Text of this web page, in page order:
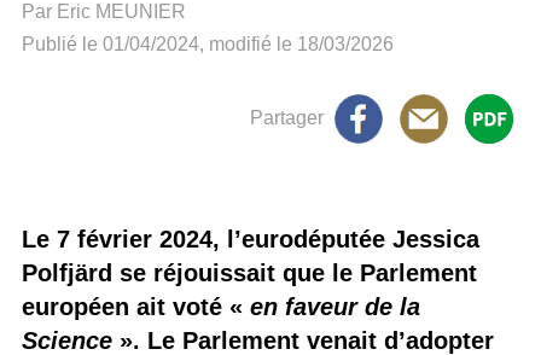
Par Eric MEUNIER
Publié le 01/04/2024, modifié le 18/03/2026
Partager
Le 7 février 2024, l’eurodéputée Jessica
Polfjärd se réjouissait que le Parlement
européen ait voté « en faveur de la
Science». Le Parlement venait d’adopter